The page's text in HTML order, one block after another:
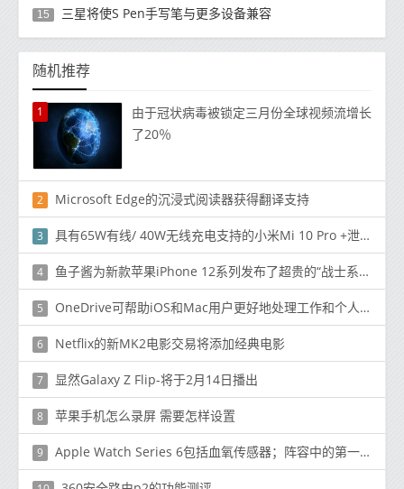
15 三星将使S Pen手写笔与更多设备兼容
随机推荐
1
由于冠状病毒被锁定三月份全球视频流增长
了20％
2 Microsoft Edge的沉浸式阅读器获得翻译支持
3 具有65W有线/ 40W无线充电支持的小米Mi 10 Pro +泄漏
4 鱼子酱为新款苹果iPhone 12系列发布了超贵的“战士系列”
5 OneDrive可帮助iOS和Mac用户更好地处理工作和个人云文件同时保持IT的控制力
6 Netflix的新MK2电影交易将添加经典电影
7 显然Galaxy Z Flip-将于2月14日播出
8 苹果手机怎么录屏 需要怎样设置
9 Apple Watch Series 6包括血氧传感器；阵容中的第一个这样做的模型